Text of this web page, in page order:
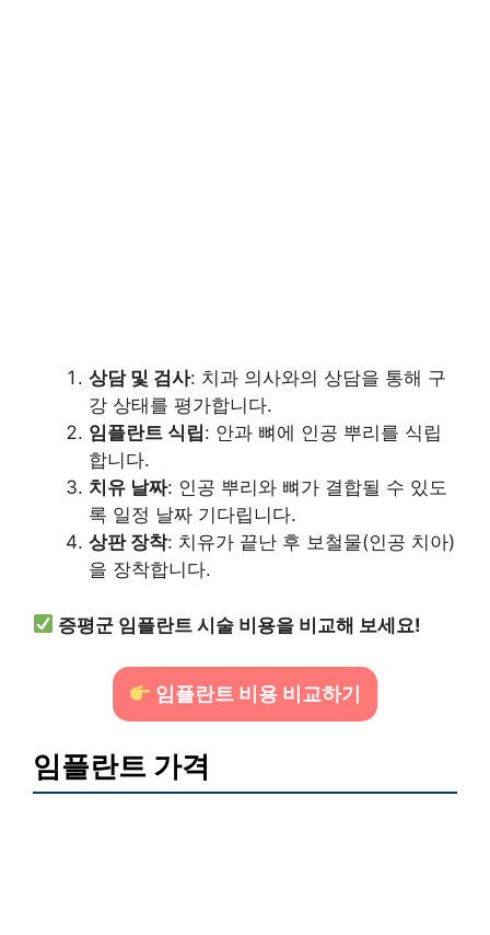
상담 및 검사: 치과 의사와의 상담을 통해 구
강 상태를 평가합니다.
임플란트 식립: 안과 뼈에 인공 뿌리를 식립
합니다.
치유 날짜: 인공 뿌리와 뼈가 결합될 수 있도
록 일정 날짜 기다립니다.
상판 장착: 치유가 끝난 후 보철물(인공 치아)
을 장착합니다.
증평군 임플란트 시술 비용을 비교해 보세요!
임플란트 비용 비교하기
임플란트 가격